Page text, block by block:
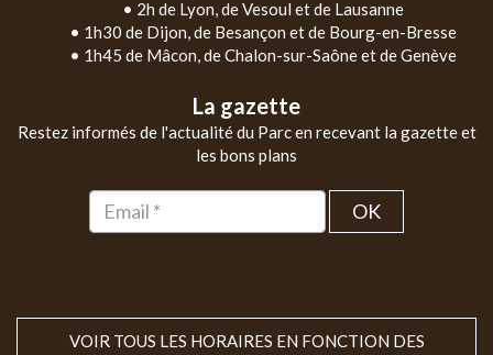
• 2h de Lyon, de Vesoul et de Lausanne
• 1h30 de Dijon, de Besançon et de Bourg-en-Bresse
• 1h45 de Mâcon, de Chalon-sur-Saône et de Genève
La gazette
Restez informés de l'actualité du Parc en recevant la gazette et
les bons plans
OK
VOIR TOUS LES HORAIRES EN FONCTION DES